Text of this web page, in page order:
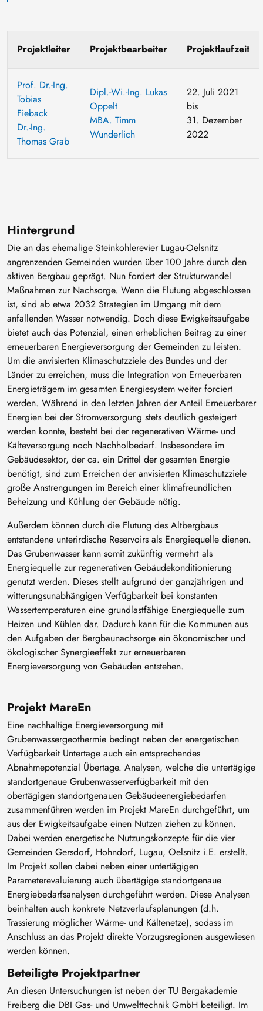
Projektleiter Projektbearbeiter Projektlaufzeit
Prof. Dr.-Ing.
Tobias
Fieback
Dr.-Ing.
Thomas Grab
Dipl.-Wi.-Ing. Lukas
Oppelt
MBA. Timm
Wunderlich
22. Juli 2021
bis
31. Dezember
2022
Hintergrund
Die an das ehemalige Steinkohlerevier Lugau-Oelsnitz
angrenzenden Gemeinden wurden über 100 Jahre durch den
aktiven Bergbau geprägt. Nun fordert der Strukturwandel
Maßnahmen zur Nachsorge. Wenn die Flutung abgeschlossen
ist, sind ab etwa 2032 Strategien im Umgang mit dem
anfallenden Wasser notwendig. Doch diese Ewigkeitsaufgabe
bietet auch das Potenzial, einen erheblichen Beitrag zu einer
erneuerbaren Energieversorgung der Gemeinden zu leisten.
Um die anvisierten Klimaschutzziele des Bundes und der
Länder zu erreichen, muss die Integration von Erneuerbaren
Energieträgern im gesamten Energiesystem weiter forciert
werden. Während in den letzten Jahren der Anteil Erneuerbarer
Energien bei der Stromversorgung stets deutlich gesteigert
werden konnte, besteht bei der regenerativen Wärme- und
Kälteversorgung noch Nachholbedarf. Insbesondere im
Gebäudesektor, der ca. ein Drittel der gesamten Energie
benötigt, sind zum Erreichen der anvisierten Klimaschutzziele
große Anstrengungen im Bereich einer klimafreundlichen
Beheizung und Kühlung der Gebäude nötig.
Außerdem können durch die Flutung des Altbergbaus
entstandene unterirdische Reservoirs als Energiequelle dienen.
Das Grubenwasser kann somit zukünftig vermehrt als
Energiequelle zur regenerativen Gebäudekonditionierung
genutzt werden. Dieses stellt aufgrund der ganzjährigen und
witterungsunabhängigen Verfügbarkeit bei konstanten
Wassertemperaturen eine grundlastfähige Energiequelle zum
Heizen und Kühlen dar. Dadurch kann für die Kommunen aus
den Aufgaben der Bergbaunachsorge ein ökonomischer und
ökologischer Synergieeffekt zur erneuerbaren
Energieversorgung von Gebäuden entstehen.
Projekt MareEn
Eine nachhaltige Energieversorgung mit
Grubenwassergeothermie bedingt neben der energetischen
Verfügbarkeit Untertage auch ein entsprechendes
Abnahmepotenzial Übertage. Analysen, welche die untertägige
standortgenaue Grubenwasserverfügbarkeit mit den
obertägigen standortgenauen Gebäudeenergiebedarfen
zusammenführen werden im Projekt MareEn durchgeführt, um
aus der Ewigkeitsaufgabe einen Nutzen ziehen zu können.
Dabei werden energetische Nutzungskonzepte für die vier
Gemeinden Gersdorf, Hohndorf, Lugau, Oelsnitz i.E. erstellt.
Im Projekt sollen dabei neben einer untertägigen
Parameterevaluierung auch übertägige standortgenaue
Energiebedarfsanalysen durchgeführt werden. Diese Analysen
beinhalten auch konkrete Netzverlaufsplanungen (d.h.
Trassierung möglicher Wärme- und Kältenetze), sodass im
Anschluss an das Projekt direkte Vorzugsregionen ausgewiesen
werden können.
Beteiligte Projektpartner
An diesen Untersuchungen ist neben der TU Bergakademie
Freiberg die DBI Gas- und Umwelttechnik GmbH beteiligt. Im